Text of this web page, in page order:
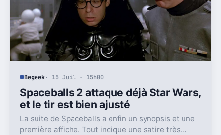
Begeek· 15 Juil · 15h00
Spaceballs 2 attaque déjà Star Wars,
et le tir est bien ajusté
La suite de Spaceballs a enfin un synopsis et une
première affiche. Tout indique une satire très